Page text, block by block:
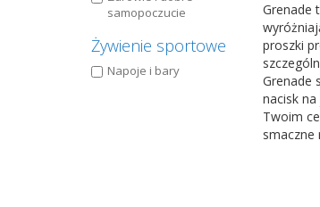
samopoczucie
Żywienie sportowe
Napoje i bary
Grenade
proszki
Grenade
nacisk
Twoim
smaczne